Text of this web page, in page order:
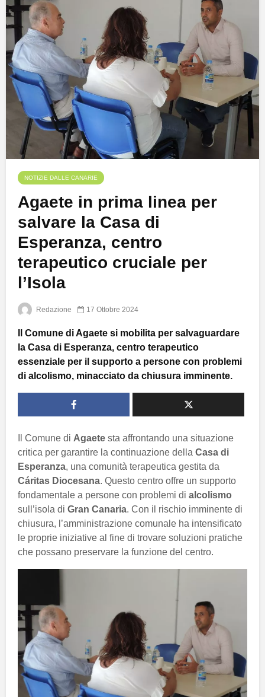
NOTIZIE DALLE CANARIE
Agaete in prima linea per
salvare la Casa di
Esperanza, centro
terapeutico cruciale per
l’Isola
Redazione 17 Ottobre 2024
Il Comune di Agaete si mobilita per salvaguardare
la Casa di Esperanza, centro terapeutico
essenziale per il supporto a persone con problemi
di alcolismo, minacciato da chiusura imminente.
Il Comune di Agaete sta affrontando una situazione
critica per garantire la continuazione della Casa di
Esperanza, una comunità terapeutica gestita da
Cáritas Diocesana. Questo centro offre un supporto
fondamentale a persone con problemi di alcolismo
sull’isola di Gran Canaria. Con il rischio imminente di
chiusura, l’amministrazione comunale ha intensificato
le proprie iniziative al fine di trovare soluzioni pratiche
che possano preservare la funzione del centro.